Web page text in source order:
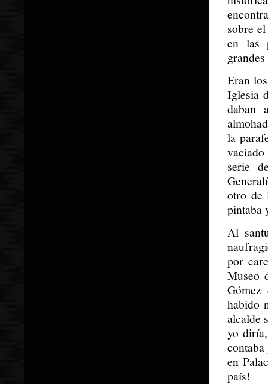
sobre
en las
Eran
Iglesia
daban
la
serie
otro de
pintaba
Al
por
Museo
Gómez
habido
alcalde
yo
en
país!